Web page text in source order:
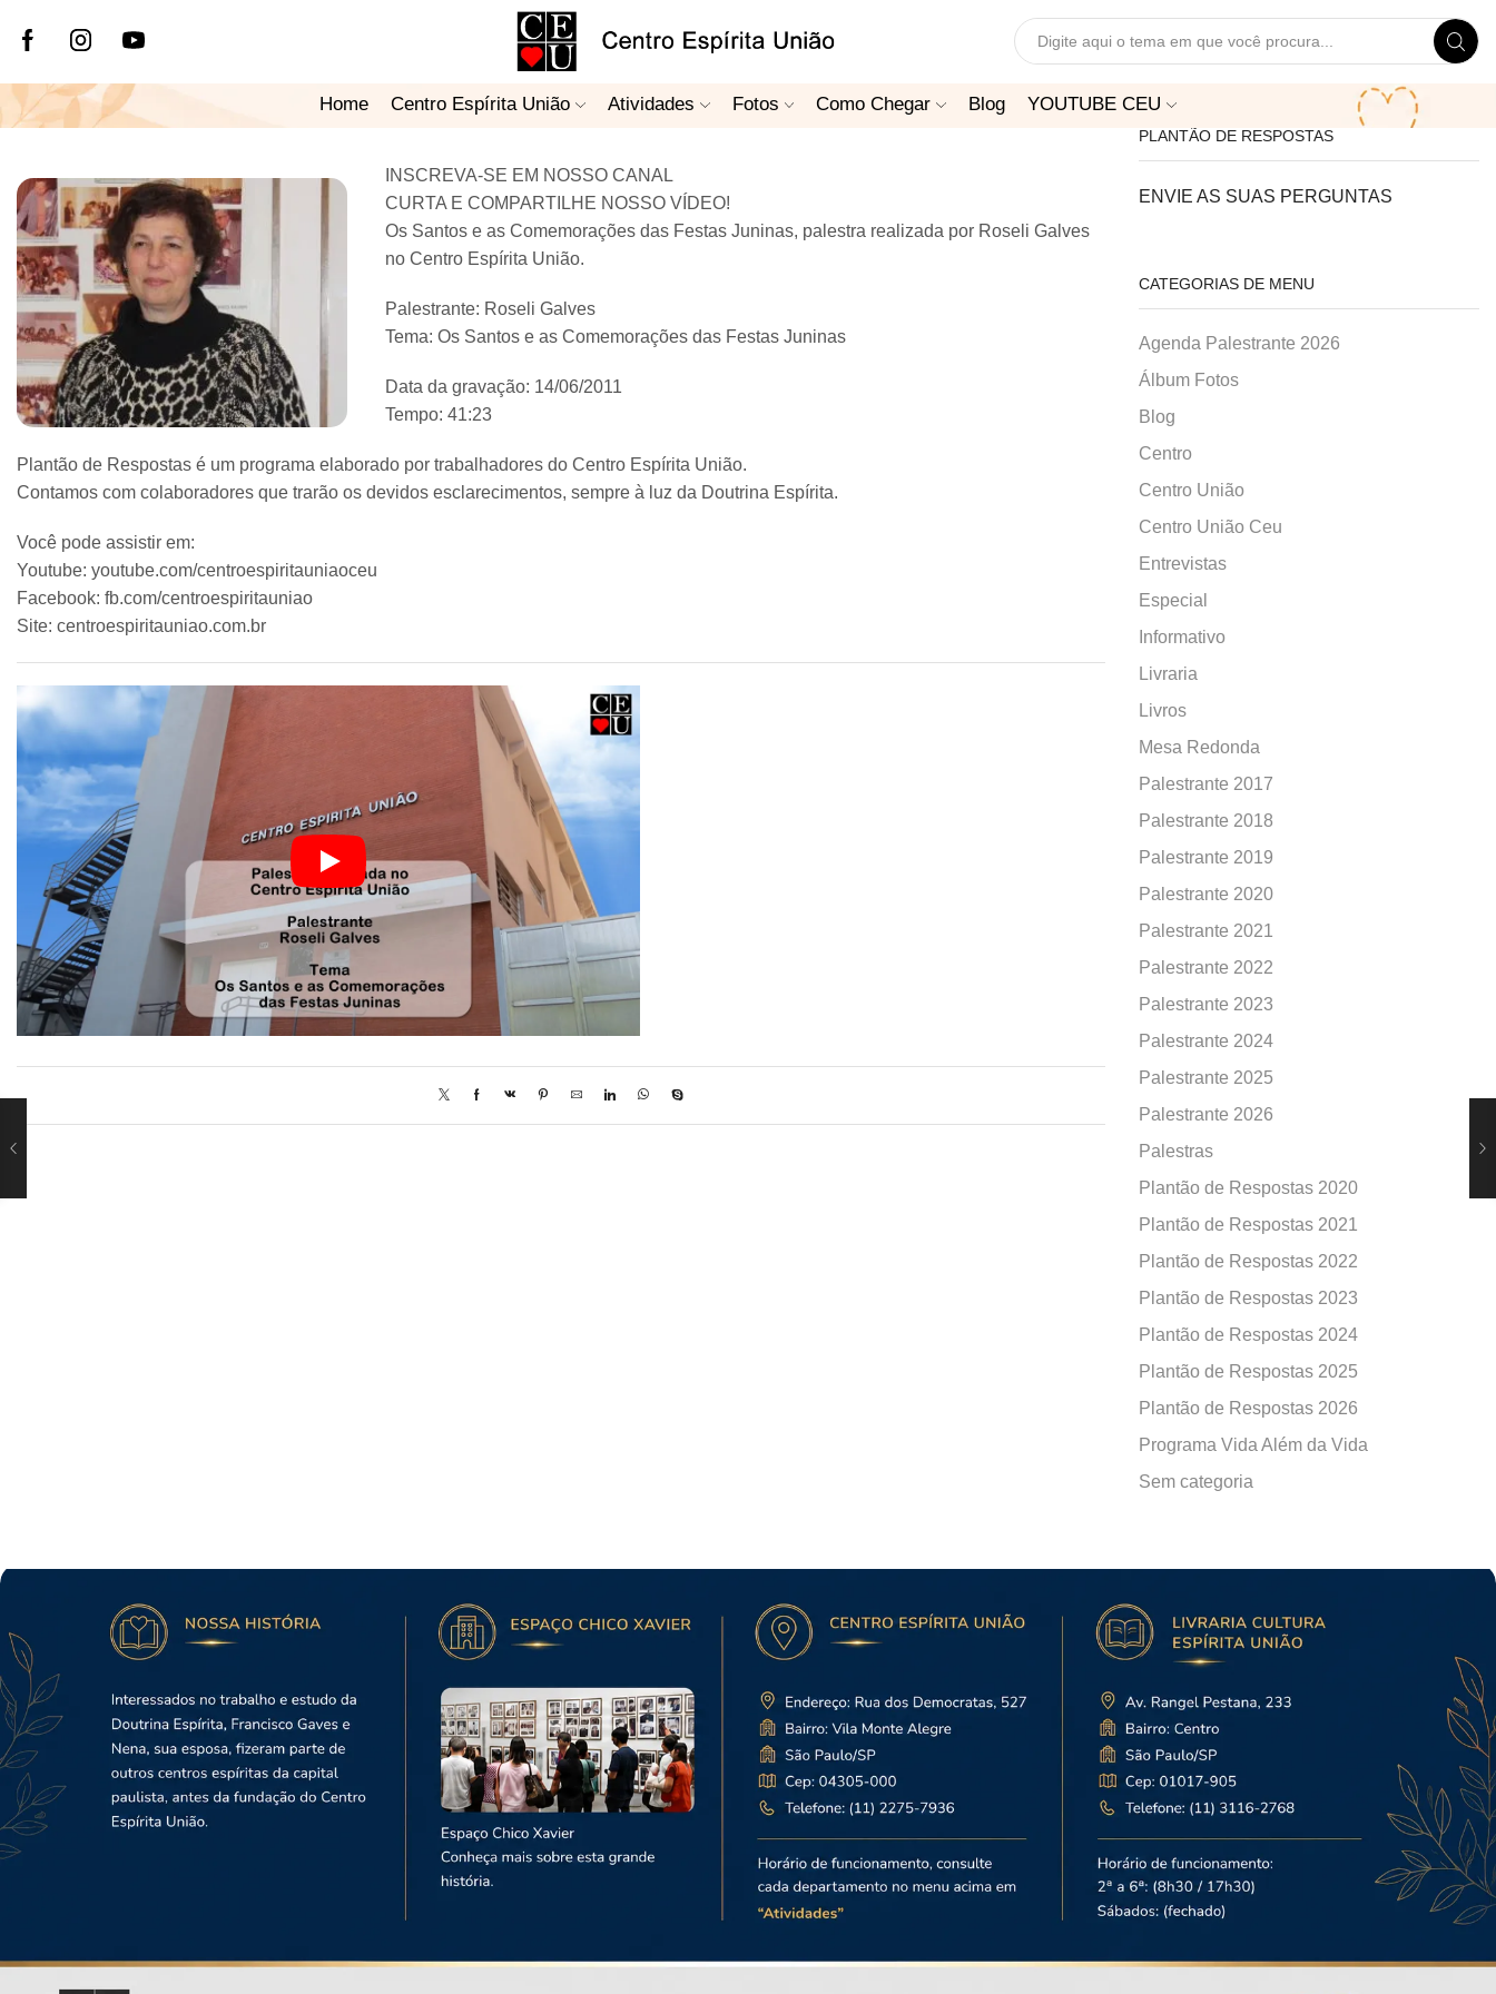
Search
Home Centro Espírita União Atividades Fotos Como Chegar Blog YOUTUBE CEU
INSCREVA-SE EM NOSSO CANAL
CURTA E COMPARTILHE NOSSO VÍDEO!
Os Santos e as Comemorações das Festas Juninas, palestra realizada por Roseli Galves
no Centro Espírita União.
Palestrante: Roseli Galves
Tema: Os Santos e as Comemorações das Festas Juninas
Data da gravação: 14/06/2011
Tempo: 41:23
Plantão de Respostas é um programa elaborado por trabalhadores do Centro Espírita União.
Contamos com colaboradores que trarão os devidos esclarecimentos, sempre à luz da Doutrina Espírita.
Você pode assistir em:
Youtube: youtube.com/centroespiritauniaoceu
Facebook: fb.com/centroespiritauniao
Site: centroespiritauniao.com.br
PLANTÃO DE RESPOSTAS
ENVIE AS SUAS PERGUNTAS
CATEGORIAS DE MENU
Agenda Palestrante 2026
Álbum Fotos
Blog
Centro
Centro União
Centro União Ceu
Entrevistas
Especial
Informativo
Livraria
Livros
Mesa Redonda
Palestrante 2017
Palestrante 2018
Palestrante 2019
Palestrante 2020
Palestrante 2021
Palestrante 2022
Palestrante 2023
Palestrante 2024
Palestrante 2025
Palestrante 2026
Palestras
Plantão de Respostas 2020
Plantão de Respostas 2021
Plantão de Respostas 2022
Plantão de Respostas 2023
Plantão de Respostas 2024
Plantão de Respostas 2025
Plantão de Respostas 2026
Programa Vida Além da Vida
Sem categoria